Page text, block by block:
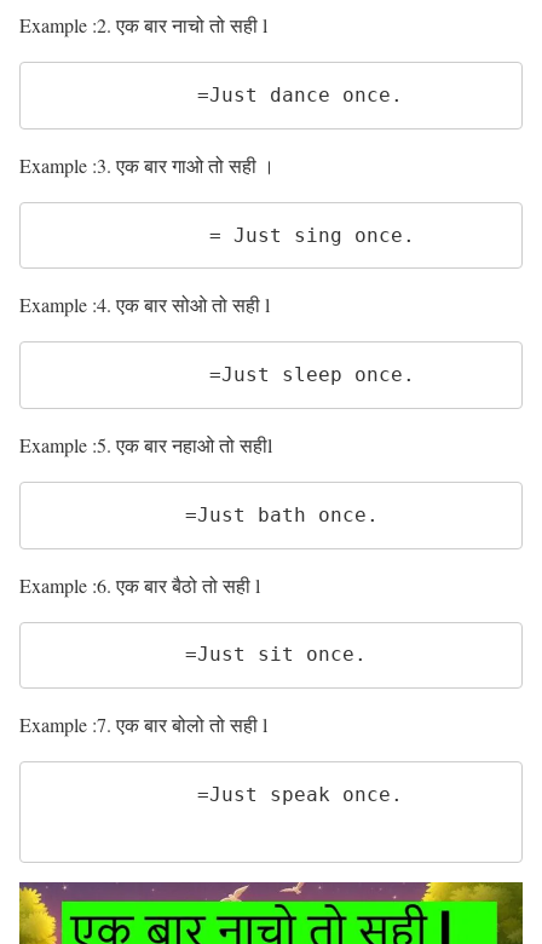
Example :2. एक बार नाचो तो सही l
             =Just dance once.
Example :3. एक बार गाओ तो सही ।
              = Just sing once.
Example :4. एक बार सोओ तो सही l
              =Just sleep once.
Example :5. एक बार नहाओ तो सहीl
            =Just bath once.
Example :6. एक बार बैठो तो सही l
            =Just sit once.
Example :7. एक बार बोलो तो सही l